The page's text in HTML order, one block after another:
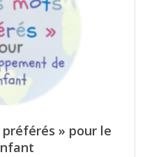
» pour le